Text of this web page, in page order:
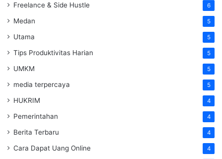
Freelance & Side Hustle 6
Medan 5
Utama 5
Tips Produktivitas Harian 5
UMKM 5
media terpercaya 5
HUKRIM 4
Pemerintahan 4
Berita Terbaru 4
Cara Dapat Uang Online 4